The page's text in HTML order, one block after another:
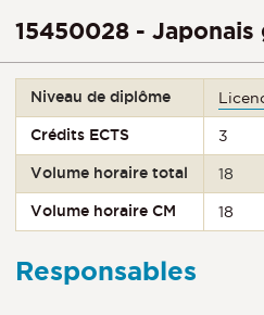
15450028 - Japonais
Niveau de diplôme
Crédits ECTS 3
Volume horaire total 18
Volume horaire CM 18
Responsables